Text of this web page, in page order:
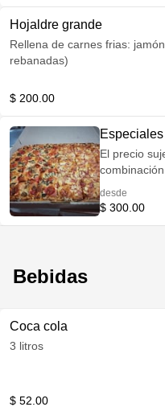
Hojaldre grande
Rellena de carnes frias: jamón,
rebanadas)
$ 200.00
Especiales
El precio
desde
$ 300.00
Bebidas
Coca cola
3 litros
$ 52.00